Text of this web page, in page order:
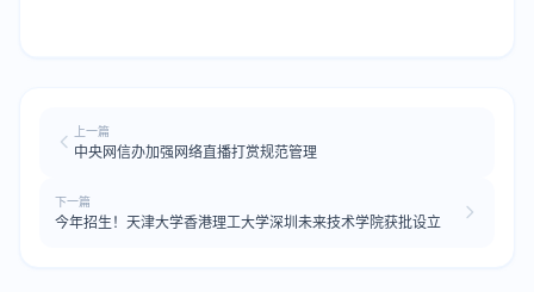
上一篇
中央网信办加强网络直播打赏规范管理
下一篇
今年招生！天津大学香港理工大学深圳未来技术学院获批设立